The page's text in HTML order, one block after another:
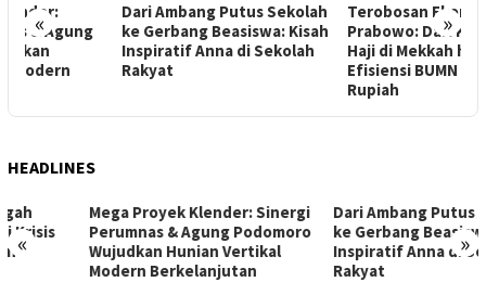
« »
Dari Ambang Putus Sekolah
ke Gerbang Beasiswa: Kisah
Inspiratif Anna di Sekolah
Rakyat
Terobosan Ekonomi
Prabowo: Dari Kampung
Haji di Mekkah hingga
Efisiensi BUMN Triliunan
HEADLINES
« »
Mega Proyek Klender: Sinergi
Perumnas & Agung Podomoro
Wujudkan Hunian Vertikal
Modern Berkelanjutan
Dari Ambang Putus Sekolah
ke Gerbang Beasiswa: Kisah
Inspiratif Anna di Sekolah
Rakyat